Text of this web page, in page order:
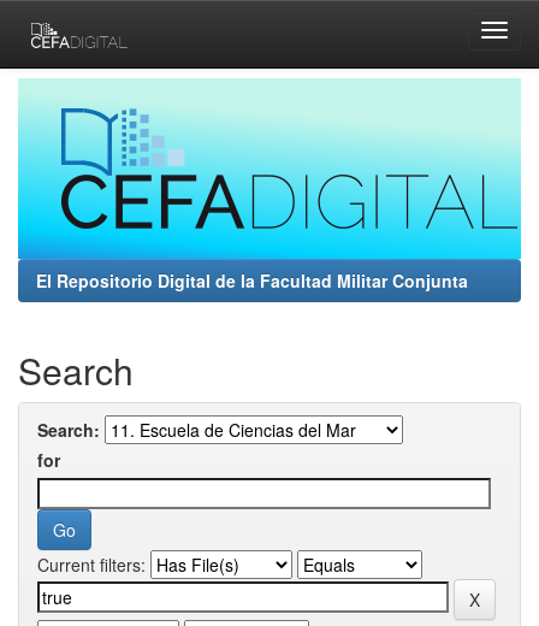
navigation
El Repositorio Digital de la Facultad Militar Conjunta
Search
Search:
for
Current filters: